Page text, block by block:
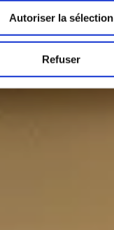
Autoriser la sélection
Refuser